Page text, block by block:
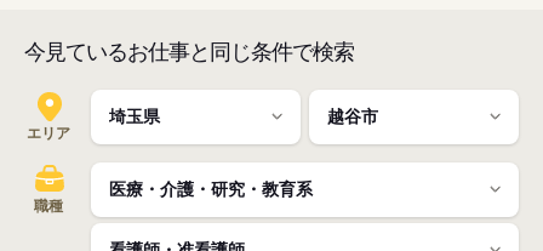
今見ているお仕事と同じ条件で検索
エリア
職種